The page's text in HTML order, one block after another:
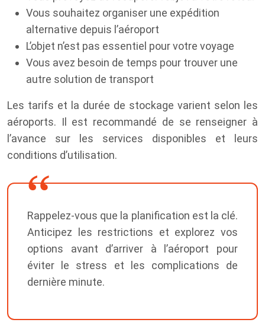
Vous souhaitez organiser une expédition
alternative depuis l’aéroport
L’objet n’est pas essentiel pour votre voyage
Vous avez besoin de temps pour trouver une
autre solution de transport
Les tarifs et la durée de stockage varient selon les
aéroports. Il est recommandé de se renseigner à
l’avance sur les services disponibles et leurs
conditions d’utilisation.
Rappelez-vous que la planification est la clé.
Anticipez les restrictions et explorez vos
options avant d’arriver à l’aéroport pour
éviter le stress et les complications de
dernière minute.